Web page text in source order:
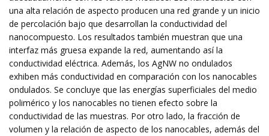
una alta relación de aspecto producen una red grande y un inicio
de percolación bajo que desarrollan la conductividad del
nanocompuesto. Los resultados también muestran que una
interfaz más gruesa expande la red, aumentando así la
conductividad eléctrica. Además, los AgNW no ondulados
exhiben más conductividad en comparación con los nanocables
ondulados. Se concluye que las energías superficiales del medio
polimérico y los nanocables no tienen efecto sobre la
conductividad de las muestras. Por otro lado, la fracción de
volumen y la relación de aspecto de los nanocables, además del